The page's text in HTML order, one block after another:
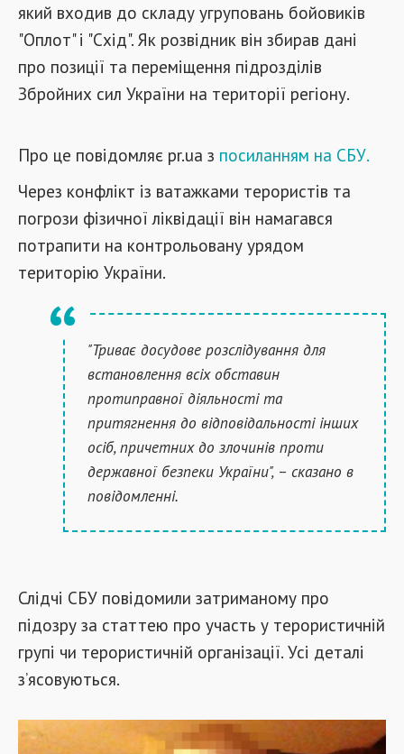
який входив до складу угруповань бойовиків
"Оплот" і "Схід". Як розвідник він збирав дані
про позиції та переміщення підрозділів
Збройних сил України на території регіону.
Про це повідомляє pr.ua з посиланням на СБУ.
Через конфлікт із ватажками терористів та
погрози фізичної ліквідації він намагався
потрапити на контрольовану урядом
територію України.
"Триває досудове розслідування для
встановлення всіх обставин
протиправної діяльності та
притягнення до відповідальності інших
осіб, причетних до злочинів проти
державної безпеки України", – сказано в
повідомленні.
Слідчі СБУ повідомили затриманому про
підозру за статтею про участь у терористичній
групі чи терористичній організації. Усі деталі
з’ясовуються.